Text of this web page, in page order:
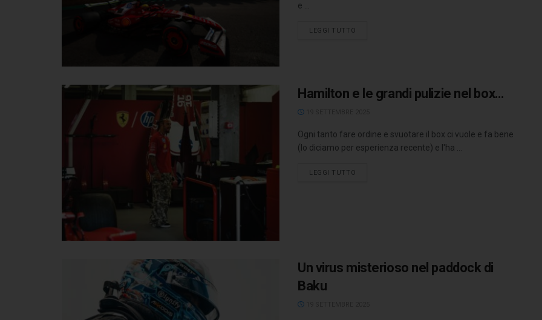
e ...
LEGGI TUTTO
Hamilton e le grandi pulizie nel box…
Ogni tanto fare ordine e svuotare il box ci vuole e fa bene
(lo diciamo per esperienza recente) e l'ha ...
LEGGI TUTTO
Un virus misterioso nel paddock di
Baku